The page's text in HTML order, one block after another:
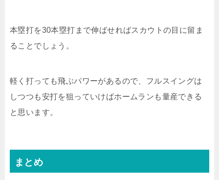
本塁打を30本塁打まで伸ばせればスカウトの目に留ま
ることでしょう。
軽く打っても飛ぶパワーがあるので、フルスイングは
しつつも安打を狙っていけばホームランも量産できる
と思います。
まとめ